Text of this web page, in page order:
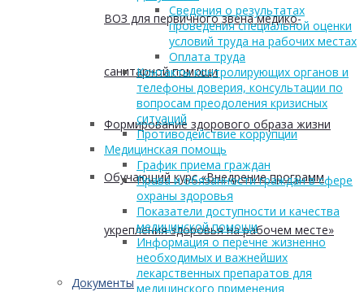
ВОЗ для первичного звена медико-
санитарной помощи
Формирование здорового образа жизни
Обучающий курс «Внедрение программ
укрепления здоровья на рабочем месте»
Документы
Сведения о результатах
проведения специальной оценки
условий труда на рабочих местах
Оплата труда
Контакты контролирующих органов и
телефоны доверия, консультации по
вопросам преодоления кризисных
ситуаций
Противодействие коррупции
Медицинская помощь
График приема граждан
Права и обязанности граждан в сфере
охраны здоровья
Показатели доступности и качества
медицинской помощи
Информация о перечне жизненно
необходимых и важнейших
лекарственных препаратов для
медицинского применения